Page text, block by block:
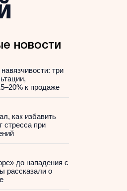
новости
три
к продаже
как избавить
стресса при
до нападения с
рассказали о